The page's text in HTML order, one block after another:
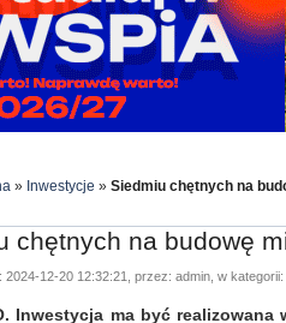
» Inwestycje » Siedmiu chętnych na
chętnych na budowę
2024-12-20 12:32:21, przez: admin, w kategorii:
Inwestycja ma być